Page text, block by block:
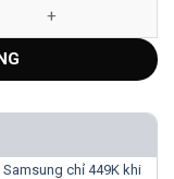
số lượng
chỉ 449K khi